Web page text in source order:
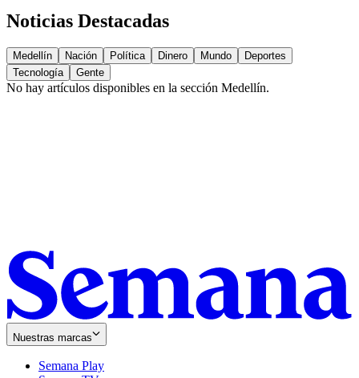
Noticias Destacadas
Medellín Nación Política Dinero Mundo
Deportes
Tecnología
Gente
No hay artículos disponibles en la sección Medellín.
Nuestras marcas
Semana Play